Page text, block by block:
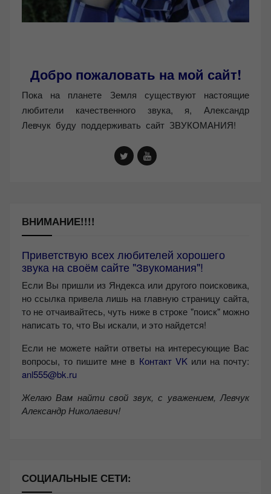
Добро пожаловать на мой сайт!
Пока на планете Земля существуют настоящие
любители качественного звука, я, Александр
Левчук буду поддерживать сайт ЗВУКОМАНИЯ!
ВНИМАНИЕ!!!!
Приветствую всех любителей хорошего
звука на своём сайте "Звукомания"!
Если Вы пришли из Яндекса или другого поисковика,
но ссылка привела лишь на главную страницу сайта,
то не отчаивайтесь, чуть ниже в строке "поиск" можно
написать то, что Вы искали, и это найдется!
Если не можете найти ответы на интересующие Вас
вопросы, то пишите мне в Контакт VKили на почту:
anl555@bk.ru
Желаю Вам найти свой звук, с уважением, Левчук
Александр Николаевич!
СОЦИАЛЬНЫЕ СЕТИ: